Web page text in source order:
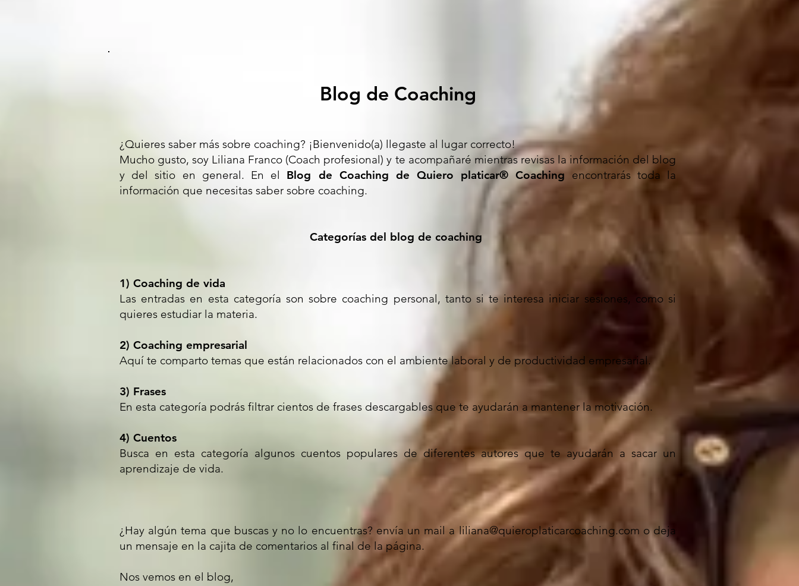
Blog de Coaching
¿Quieres saber más sobre coaching? ¡Bienvenido(a) llegaste al lugar correcto!
Mucho gusto, soy Liliana Franco (Coach profesional) y te acompañaré mientras revisas la información del blog
y del sitio en general. En el Blog de Coaching de Quiero platicar® Coaching encontrarás toda la
información que necesitas saber sobre coaching.
Categorías del blog de coaching
1) Coaching de vida
Las entradas en esta categoría son sobre coaching personal, tanto si te interesa iniciar sesiones, como si
quieres estudiar la materia.
2) Coaching empresarial
Aquí te comparto temas que están relacionados con el ambiente laboral y de productividad empresarial.
3) Frases
En esta categoría podrás filtrar cientos de frases descargables que te ayudarán a mantener la motivación.
4) Cuentos
Busca en esta categoría algunos cuentos populares de diferentes autores que te ayudarán a sacar un
aprendizaje de vida.
¿Hay algún tema que buscas y no lo encuentras? envía un mail a liliana@quieroplaticarcoaching.com o deja
un mensaje en la cajita de comentarios al final de la página.
Nos vemos en el blog,